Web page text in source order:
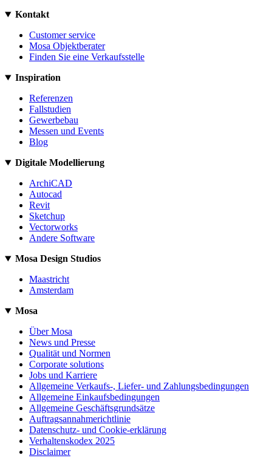
Kontakt
Customer service
Mosa Objektberater
Finden Sie eine Verkaufsstelle
Inspiration
Referenzen
Fallstudien
Gewerbebau
Messen und Events
Blog
Digitale Modellierung
ArchiCAD
Autocad
Revit
Sketchup
Vectorworks
Andere Software
Mosa Design Studios
Maastricht
Amsterdam
Mosa
Über Mosa
News und Presse
Qualität und Normen
Corporate solutions
Jobs und Karriere
Allgemeine Verkaufs-, Liefer- und Zahlungsbedingungen
Allgemeine Einkaufsbedingungen
Allgemeine Geschäftsgrundsätze
Auftragsannahmerichtlinie
Datenschutz- und Cookie-erklärung
Verhaltenskodex 2025
Disclaimer